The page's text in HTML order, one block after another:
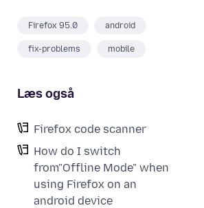
Firefox 95.0 android
fix-problems mobile
Læs også
Firefox code scanner
How do I switch
from"Offline Mode" when
using Firefox on an
android device